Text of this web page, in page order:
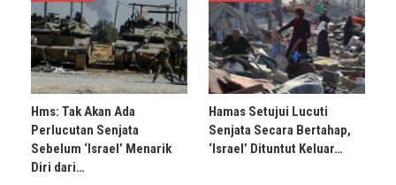
Hms: Tak Akan Ada
Perlucutan Senjata
Sebelum ‘Israel’ Menarik
Diri dari…
Hamas Setujui Lucuti
Senjata Secara Bertahap,
‘Israel’ Dituntut Keluar…